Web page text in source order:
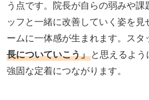
う点です。院長が自らの弱みや課
ッフと一緒に改善していく姿を見
ームに一体感が生まれます。スタ
長についていこう」 と思えるよ
強固な定着につながります。